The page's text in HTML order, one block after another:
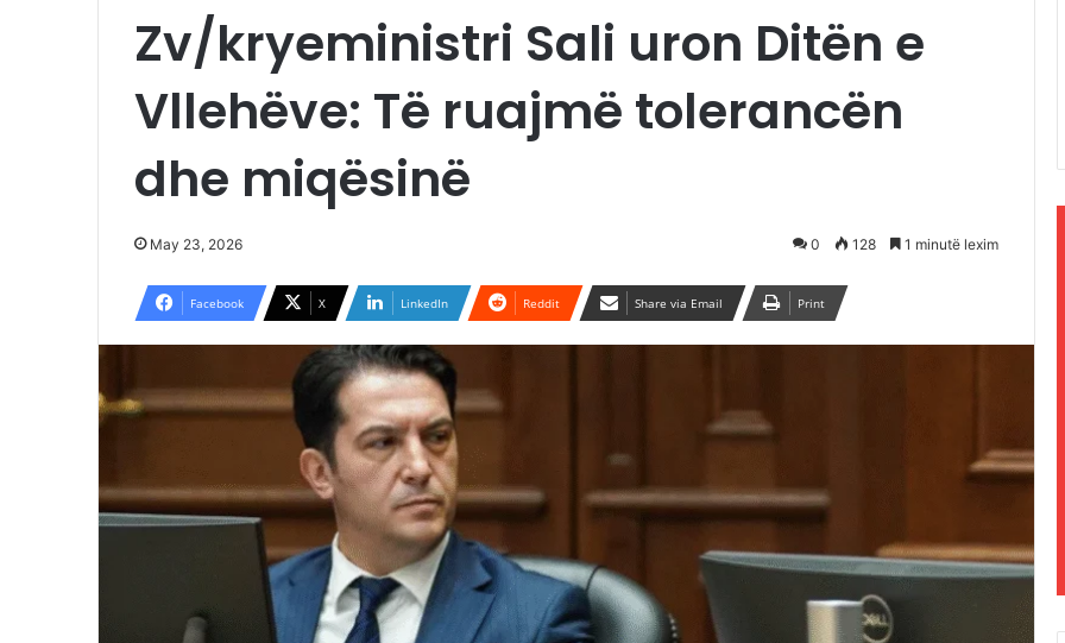
Zv/kryeministri Sali uron Ditën e
Vllehëve: Të ruajmë tolerancën
dhe miqësinë
May 23, 2026 0 128 1 minutë lexim
Facebook X LinkedIn Reddit Share via Email Print